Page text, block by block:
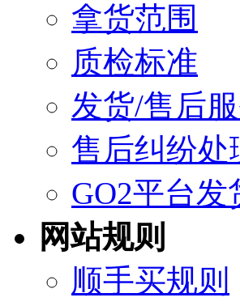
拿货范围
质检标准
发货/售后
售后纠纷处
GO2平台
网站规则
顺手买规则